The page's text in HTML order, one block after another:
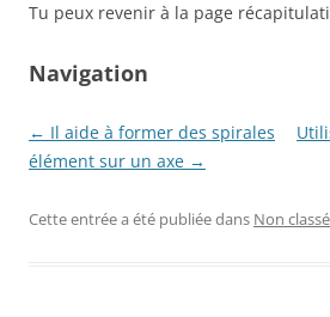
Tu peux revenir à la page
Navigation
← Il aide à former des spirales
élément sur un axe →
Cette entrée a été publiée dans Non classé